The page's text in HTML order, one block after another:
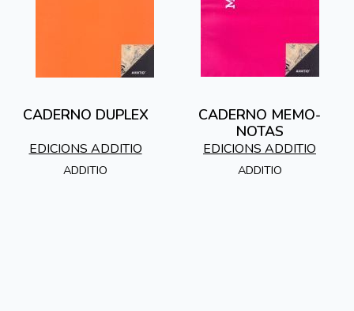
CADERNO DUPLEX
EDICIONS ADDITIO
ADDITIO
CADERNO MEMO-
NOTAS
EDICIONS ADDITIO
ADDITIO